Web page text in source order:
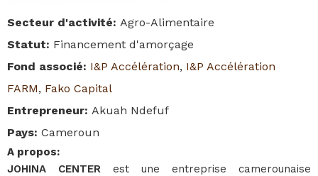
Secteur d'activité: Agro-Alimentaire
Statut: Financement d'amorçage
Fond associé: I&P Accélération, I&P Accélération
FARM, Fako Capital
Entrepreneur: Akuah Ndefuf
Pays: Cameroun
A propos:
JOHINA CENTER est une entreprise camerounaise